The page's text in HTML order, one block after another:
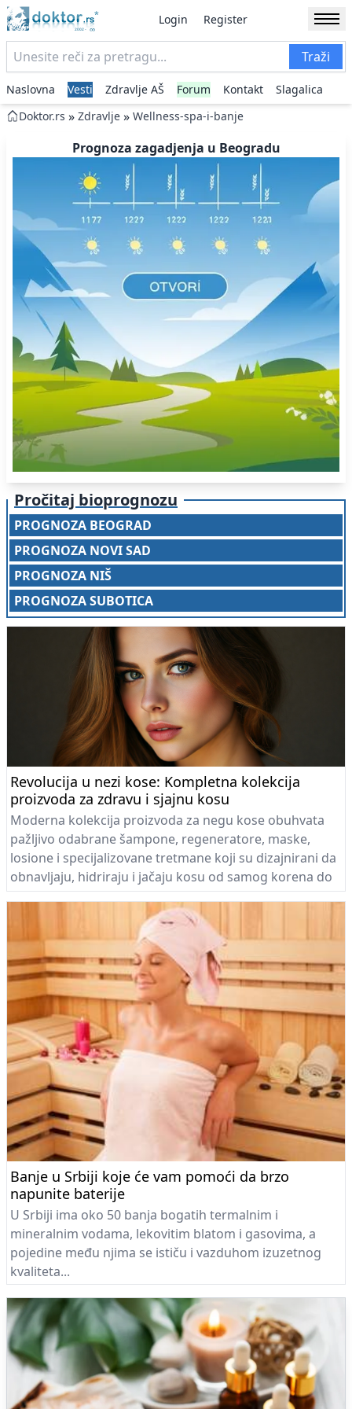
Login Register
Traži
Naslovna Vesti Zdravlje AŠ Forum Kontakt
Slagalica
Doktor.rs » Zdravlje » Wellness-spa-i-banje
Prognoza zagadjenja u Beogradu
Pročitaj bioprognozu
PROGNOZA BEOGRAD
PROGNOZA NOVI SAD
PROGNOZA NIŠ
PROGNOZA SUBOTICA
Revolucija u nezi kose: Kompletna kolekcija
proizvoda za zdravu i sjajnu kosu
Moderna kolekcija proizvoda za negu kose obuhvata
pažljivo odabrane šampone, regeneratore, maske,
losione i specijalizovane tretmane koji su dizajnirani da
obnavljaju, hidriraju i jačaju kosu od samog korena do
krajeva.
Banje u Srbiji koje će vam pomoći da brzo
napunite baterije
U Srbiji ima oko 50 banja bogatih termalnim i
mineralnim vodama, lekovitim blatom i gasovima, a
pojedine među njima se ističu i vazduhom izuzetnog
kvaliteta...